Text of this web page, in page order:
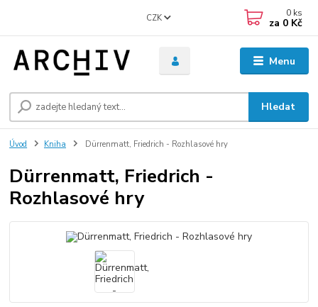
Menu
CZK
Hledat
0 ks
za 0 Kč
Úvod Kniha Dürrenmatt, Friedrich - Rozhlasové hry
Dürrenmatt, Friedrich -
Rozhlasové hry